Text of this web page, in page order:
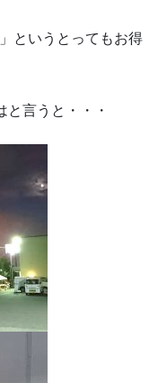
というとってもお得
言うと・・・